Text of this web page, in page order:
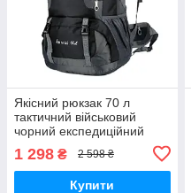
Якісний рюкзак 70 л
тактичний військовий
чорний експедиційний
трекінговий. Човоного
кольору, 2, Унісекс
1 298 ₴ 2 598 ₴
Купити